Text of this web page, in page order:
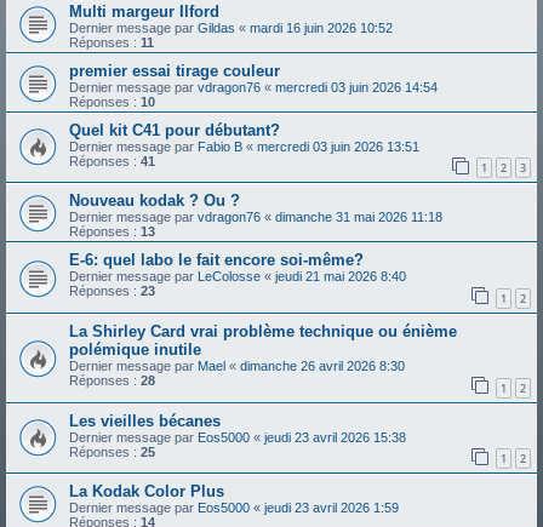
Multi margeur Ilford
Dernier message par Gildas « mardi 16 juin 2026 10:52
Réponses : 11
premier essai tirage couleur
Dernier message par vdragon76 « mercredi 03 juin 2026 14:54
Réponses : 10
Quel kit C41 pour débutant?
Dernier message par Fabio B « mercredi 03 juin 2026 13:51
Réponses : 41 1 2 3
Nouveau kodak ? Ou ?
Dernier message par vdragon76 « dimanche 31 mai 2026 11:18
Réponses : 13
E-6: quel labo le fait encore soi-même?
Dernier message par LeColosse « jeudi 21 mai 2026 8:40
Réponses : 23 1 2
La Shirley Card vrai problème technique ou énième
polémique inutile
Dernier message par Mael « dimanche 26 avril 2026 8:30
Réponses : 28 1 2
Les vieilles bécanes
Dernier message par Eos5000 « jeudi 23 avril 2026 15:38
Réponses : 25 1 2
La Kodak Color Plus
Dernier message par Eos5000 « jeudi 23 avril 2026 1:59
Réponses : 14